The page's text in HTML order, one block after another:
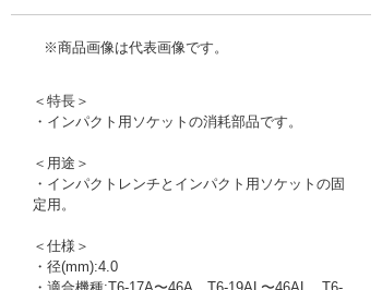
※商品画像は代表画像です。
＜特長＞
・インパクト用ソケットの消耗部品です。
＜用途＞
・インパクトレンチとインパクト用ソケットの固
定用。
＜仕様＞
・径(mm):4.0